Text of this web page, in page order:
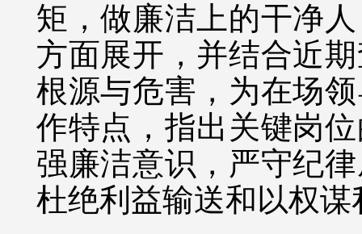
矩，做廉洁上的干净
方面展开，并结合近
根源与危害，为在场
作特点，指出关键岗
强廉洁意识，严守纪
杜绝利益输送和以权谋